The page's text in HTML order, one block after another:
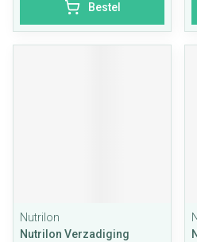
Bestel
Nutrilon
Nutrilon Verzadiging